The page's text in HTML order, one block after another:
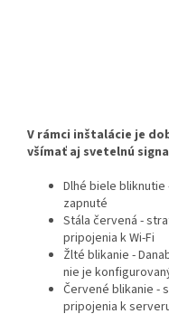
V rámci inštalácie je
všímať aj svetelnú
Dlhé biele bliknutie
zapnuté
Stála červená -
pripojenia k Wi-Fi
Žlté blikanie -
nie je
Červené blikanie -
pripojenia k